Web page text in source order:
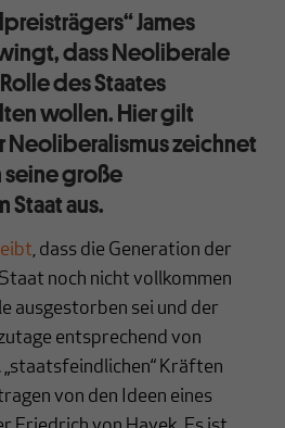
James
dass Neoliberale
des Staates
wollen. Hier gilt
Neoliberalismus zeichnet
große
aus.
, dass die Generation der
noch nicht vollkommen
ausgestorben sei und der
entsprechend von
„staatsfeindlichen“ Kräften
von den Ideen eines